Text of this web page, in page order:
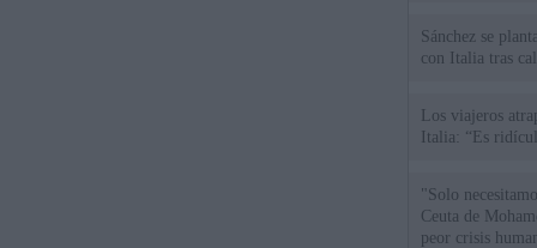
Sánchez se
con Italia tras
Los viajeros
Italia: “Es
"Solo
Ceuta de
peor crisis